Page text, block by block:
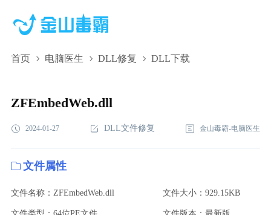
首页 电脑医生 DLL修复 DLL下载
ZFEmbedWeb.dll,ZFEmbedWeb.dll下载,ZFEmbedWeb.dll修复
ZFEmbedWeb.dll
2024-01-27 DLL文件修复 金山毒霸-电脑医生
文件属性
文件名称：ZFEmbedWeb.dll 文件大小：929.15KB